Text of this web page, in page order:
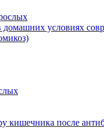
домашних условиях
кишечника после